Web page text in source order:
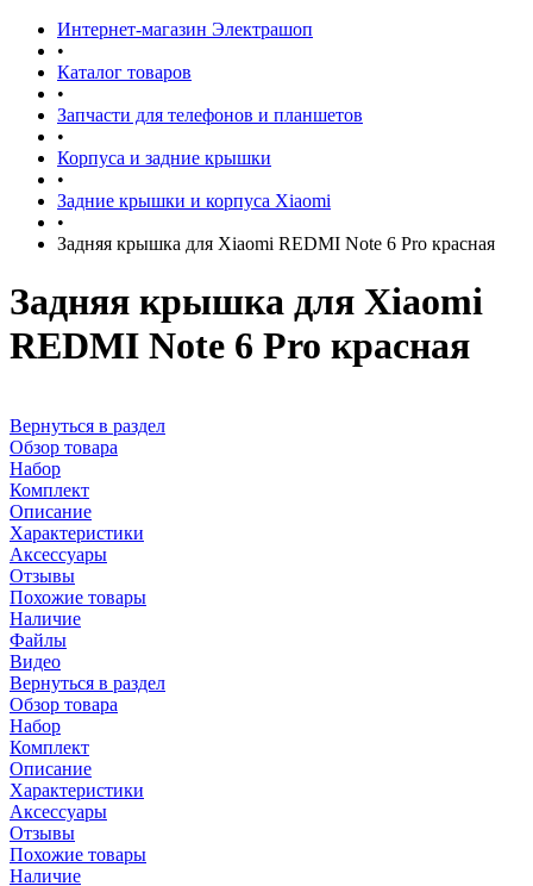
Интернет-магазин Электрашоп
•
Каталог товаров
•
Запчасти для телефонов и планшетов
•
Корпуса и задние крышки
•
Задние крышки и корпуса Xiaomi
•
Задняя крышка для Xiaomi REDMI Note 6 Pro красная
Задняя крышка для Xiaomi
REDMI Note 6 Pro красная
Вернуться в раздел
Обзор товара
Набор
Комплект
Описание
Характеристики
Аксессуары
Отзывы
Похожие товары
Наличие
Файлы
Видео
Вернуться в раздел
Обзор товара
Набор
Комплект
Описание
Характеристики
Аксессуары
Отзывы
Похожие товары
Наличие